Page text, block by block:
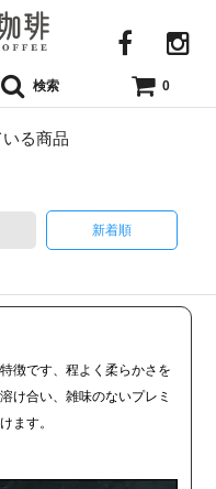
検索 0
いる商品
新着順
徴です、程よく柔らかさを
け合い、雑味のないプレミ
ます。